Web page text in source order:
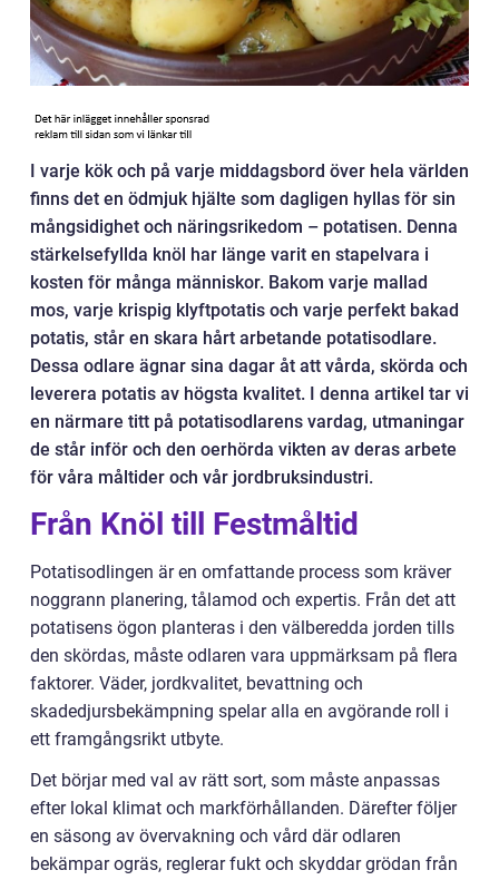
I varje kök och på varje middagsbord över hela världen
finns det en ödmjuk hjälte som dagligen hyllas för sin
mångsidighet och näringsrikedom – potatisen. Denna
stärkelsefyllda knöl har länge varit en stapelvara i
kosten för många människor. Bakom varje mallad
mos, varje krispig klyftpotatis och varje perfekt bakad
potatis, står en skara hårt arbetande potatisodlare.
Dessa odlare ägnar sina dagar åt att vårda, skörda och
leverera potatis av högsta kvalitet. I denna artikel tar vi
en närmare titt på potatisodlarens vardag, utmaningar
de står inför och den oerhörda vikten av deras arbete
för våra måltider och vår jordbruksindustri.
Från Knöl till Festmåltid
Potatisodlingen är en omfattande process som kräver
noggrann planering, tålamod och expertis. Från det att
potatisens ögon planteras i den välberedda jorden tills
den skördas, måste odlaren vara uppmärksam på flera
faktorer. Väder, jordkvalitet, bevattning och
skadedjursbekämpning spelar alla en avgörande roll i
ett framgångsrikt utbyte.
Det börjar med val av rätt sort, som måste anpassas
efter lokal klimat och markförhållanden. Därefter följer
en säsong av övervakning och vård där odlaren
bekämpar ogräs, reglerar fukt och skyddar grödan från